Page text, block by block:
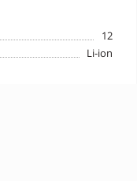
12
Li-ion